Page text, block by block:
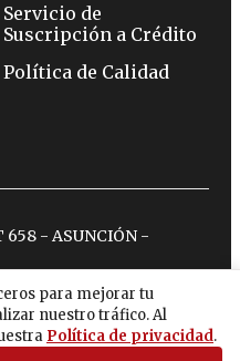
para mejorar tu
nuestro tráfico. Al
Política de privacidad.
Servicio de
Suscripción a Crédito
Política de Calidad
658 - ASUNCIÓN -
youtubespotify